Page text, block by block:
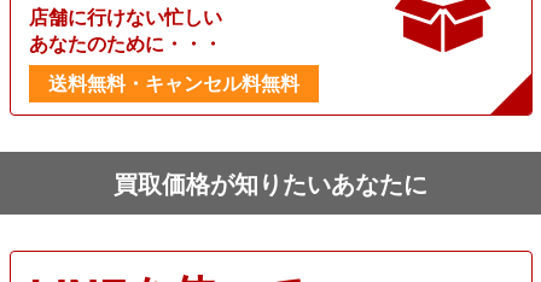
店舗に行けない忙しい
あなたのために・・・
送料無料・キャンセル料無料
買取価格が知りたいあなたに